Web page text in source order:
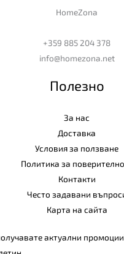
HomeZona
+359 885 204 378
info@homezona.net
Полезно
За нас
Доставка
Условия за ползване
Политика за
Контакти
Често задавани
Карта на сайта
актуални